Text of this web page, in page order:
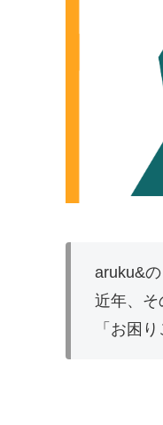
aruku&
近年、そ
「お困